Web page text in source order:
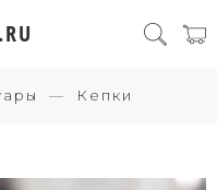
Кепки